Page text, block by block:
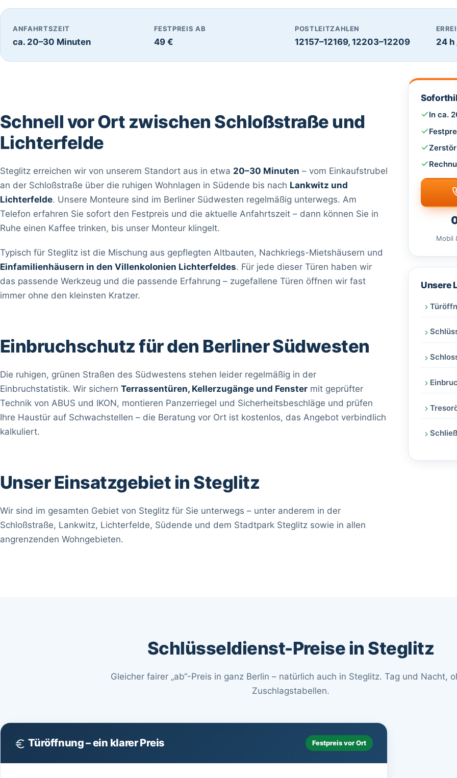
ANFAHRTSZEIT
ca. 20–30 Minuten
FESTPREIS AB
49 €
POSTLEITZAHLEN
12157–12169, 12203–12209 24 h
Schnell vor Ort zwischen Schloßstraße und
Lichterfelde
Steglitz erreichen wir von unserem Standort aus in etwa 20–30 Minuten – vom Einkaufstrubel
an der Schloßstraße über die ruhigen Wohnlagen in Südende bis nach Lankwitz und
Lichterfelde. Unsere Monteure sind im Berliner Südwesten regelmäßig unterwegs. Am
Telefon erfahren Sie sofort den Festpreis und die aktuelle Anfahrtszeit – dann können Sie in
Ruhe einen Kaffee trinken, bis unser Monteur klingelt.
Typisch für Steglitz ist die Mischung aus gepflegten Altbauten, Nachkriegs-Mietshäusern und
Einfamilienhäusern in den Villenkolonien Lichterfeldes. Für jede dieser Türen haben wir
das passende Werkzeug und die passende Erfahrung – zugefallene Türen öffnen wir fast
immer ohne den kleinsten Kratzer.
Einbruchschutz für den Berliner Südwesten
Die ruhigen, grünen Straßen des Südwestens stehen leider regelmäßig in der
Einbruchstatistik. Wir sichern Terrassentüren, Kellerzugänge und Fenster mit geprüfter
Technik von ABUS und IKON, montieren Panzerriegel und Sicherheitsbeschläge und prüfen
Ihre Haustür auf Schwachstellen – die Beratung vor Ort ist kostenlos, das Angebot verbindlich
kalkuliert.
Unser Einsatzgebiet in Steglitz
Wir sind im gesamten Gebiet von Steglitz für Sie unterwegs – unter anderem in der
Schloßstraße, Lankwitz, Lichterfelde, Südende und dem Stadtpark Steglitz sowie in allen
angrenzenden Wohngebieten.
In ca.
Mobil
Unsere
Schlüsseldienst-Preise in Steglitz
Gleicher fairer „ab“-Preis in ganz Berlin – natürlich auch in Steglitz. Tag und Nacht,
Zuschlagstabellen.
Türöffnung – ein klarer Preis Festpreis vor Ort